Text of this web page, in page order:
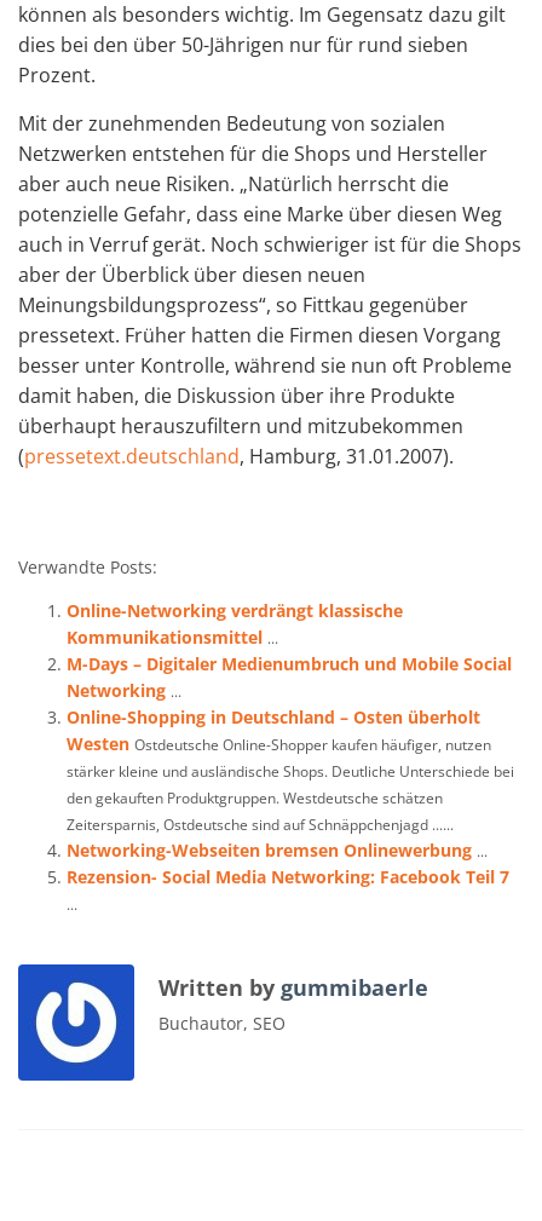
können als besonders wichtig. Im Gegensatz dazu gilt
dies bei den über 50-Jährigen nur für rund sieben
Prozent.
Mit der zunehmenden Bedeutung von sozialen
Netzwerken entstehen für die Shops und Hersteller
aber auch neue Risiken. „Natürlich herrscht die
potenzielle Gefahr, dass eine Marke über diesen Weg
auch in Verruf gerät. Noch schwieriger ist für die Shops
aber der Überblick über diesen neuen
Meinungsbildungsprozess“, so Fittkau gegenüber
pressetext. Früher hatten die Firmen diesen Vorgang
besser unter Kontrolle, während sie nun oft Probleme
damit haben, die Diskussion über ihre Produkte
überhaupt herauszufiltern und mitzubekommen
(pressetext.deutschland, Hamburg, 31.01.2007).
Verwandte Posts:
Online-Networking verdrängt klassische
Kommunikationsmittel ...
M-Days – Digitaler Medienumbruch und Mobile Social
Networking ...
Online-Shopping in Deutschland – Osten überholt
Westen Ostdeutsche Online-Shopper kaufen häufiger, nutzen
stärker kleine und ausländische Shops. Deutliche Unterschiede bei
den gekauften Produktgruppen. Westdeutsche schätzen
Zeitersparnis, Ostdeutsche sind auf Schnäppchenjagd ......
Networking-Webseiten bremsen Onlinewerbung ...
Rezension- Social Media Networking: Facebook Teil 7
...
Written by gummibaerle
Buchautor, SEO